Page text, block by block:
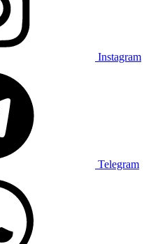
Instagram
Telegram